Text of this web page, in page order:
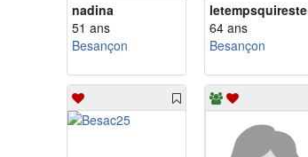
nadina
51 ans
Besançon
letempsquireste
64 ans
Besançon